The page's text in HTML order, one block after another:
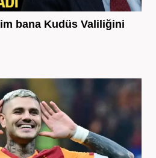
bana Kudüs Valiliğini